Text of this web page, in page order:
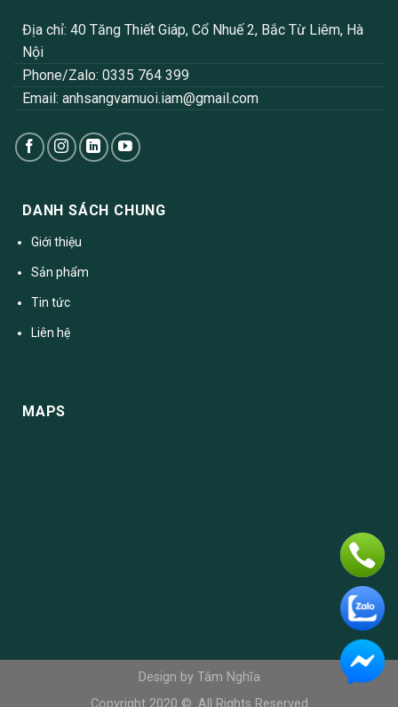
Địa chỉ: 40 Tăng Thiết Giáp, Cổ Nhuế 2, Bắc Từ Liêm, Hà
Nội
Phone/Zalo: 0335 764 399
Email: anhsangvamuoi.iam@gmail.com
DANH SÁCH CHUNG
Giới thiệu
Sản phẩm
Tin tức
Liên hệ
MAPS
Design by Tâm Nghĩa
Copyright 2020 ©. All Rights Reserved